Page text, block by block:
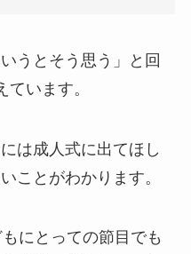
うとそう思う」と回
います。
は成人式に出てほし
ことがわかります。
にとっての節目でも